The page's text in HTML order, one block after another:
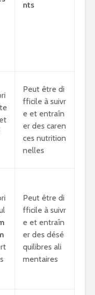
nts
Peut être di
fficile à suivr
e et entraîn
er des caren
ces nutrition
nelles
Peut être di
fficile à suivr
e et entraîn
er des désé
quilibres ali
mentaires